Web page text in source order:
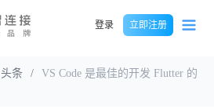
登录 立即注册
条 /
VS Code 是最佳的开发 Flutter 的